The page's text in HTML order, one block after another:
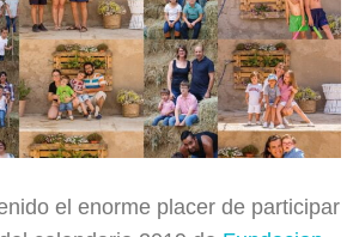
el enorme placer de participar